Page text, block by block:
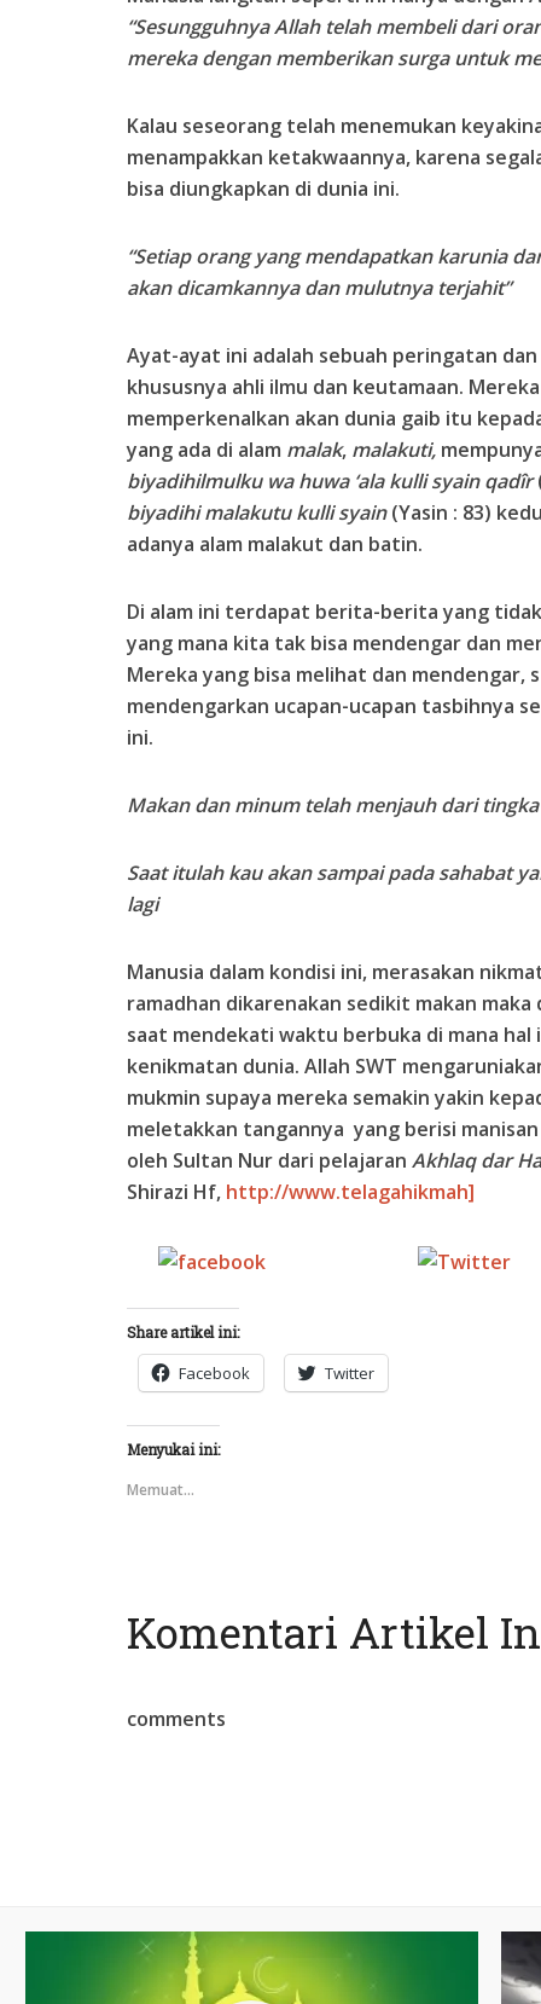
“Sesungguhnya Allah telah membeli dari
mereka dengan memberikan surga untuk
Kalau seseorang telah menemukan
menampakkan ketakwaannya, karena
bisa diungkapkan di dunia ini.
“Setiap orang yang mendapatkan karunia
akan dicamkannya dan mulutnya terjahit”
Ayat-ayat ini adalah sebuah peringatan
khususnya ahli ilmu dan keutamaan.
memperkenalkan akan dunia gaib itu
yang ada di alam malak, malakuti,
biyadihilmulku wa huwa ‘ala kulli syain qadîr
biyadihi malakutu kulli syain(Yasin : 83)
adanya alam malakut dan batin.
Di alam ini terdapat berita-berita yang
yang mana kita tak bisa mendengar dan
Mereka yang bisa melihat dan mendengar,
mendengarkan ucapan-ucapan tasbihnya
ini.
Makan dan minum telah menjauh dari
Saat itulah kau akan sampai pada sahabat
lagi
Manusia dalam kondisi ini, merasakan
ramadhan dikarenakan sedikit makan
saat mendekati waktu berbuka di mana
kenikmatan dunia. Allah SWT
mukmin supaya mereka semakin yakin
meletakkan tangannya yang berisi
oleh Sultan Nur dari pelajaran Akhlaq dar
Shirazi Hf, http://www.telagahikmah]
Share artikel ini:
Facebook Twitter
Menyukai ini:
Memuat...
Komentari Artikel
comments